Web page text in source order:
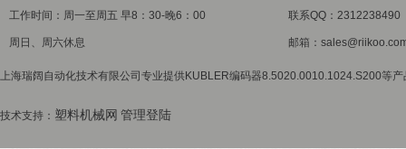
工作时间：周一至周五 早8：30-晚6：00
周日、周六休息
联系QQ：2312238490
邮箱：
上海瑞阔自动化技术有限公司专业提供KUBLER编码器8.5020.0010.1024.S200等
技术支持： 塑料机械网 管理登陆